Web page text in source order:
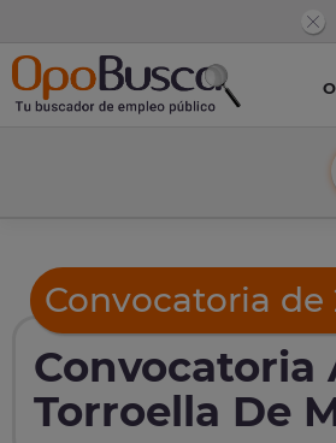
Convocatoria de
Torroella De